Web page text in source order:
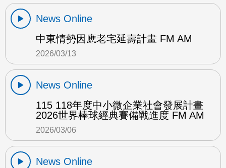
News Online
中東情勢因應老宅延壽計畫 FM AM
2026/03/13
News Online
115 118年度中小微企業社會發展計畫
2026世界棒球經典賽備戰進度 FM AM
2026/03/06
News Online